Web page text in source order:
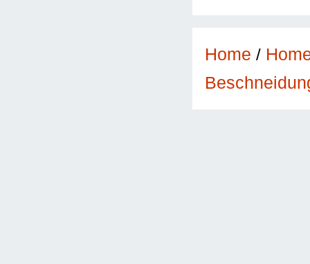
Home /